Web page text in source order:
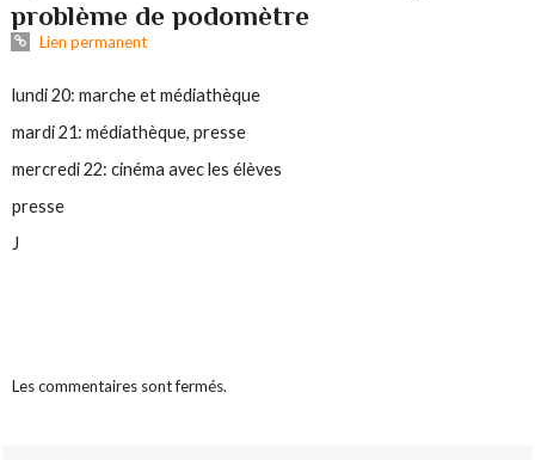
problème de podomètre
Lien permanent
lundi 20: marche et médiathèque
mardi 21: médiathèque, presse
mercredi 22: cinéma avec les élèves
presse
J
Les commentaires sont fermés.